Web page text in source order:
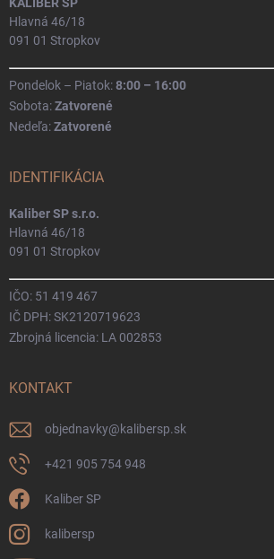
Hlavná 46/18
091 01 Stropkov
Pondelok – Piatok:8:00 – 16:00
Sobota:Zatvorené
Nedeľa:Zatvorené
IDENTIFIKÁCIA
Kaliber SP s.r.o.
Hlavná 46/18
091 01 Stropkov
IČO: 51 419 467
IČ DPH: SK2120719623
Zbrojná licencia: LA 002853
KONTAKT
objednavky@kalibersp.sk
+421 905 754 948
Kaliber SP
kalibersp